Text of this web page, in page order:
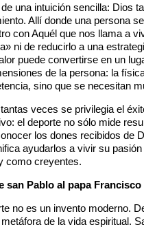
una intuición sencilla: Dios
Allí donde una persona
con Aquél que nos llama a
ni de reducirlo a una
puede convertirse en un
de la persona: la
sino que se necesitan
veces se privilegia el
el deporte no sólo mide
los dones recibidos de
ayudarlos a vivir su
como creyentes.
Pablo al papa Francisco
no es un invento moderno.
de la vida espiritual.